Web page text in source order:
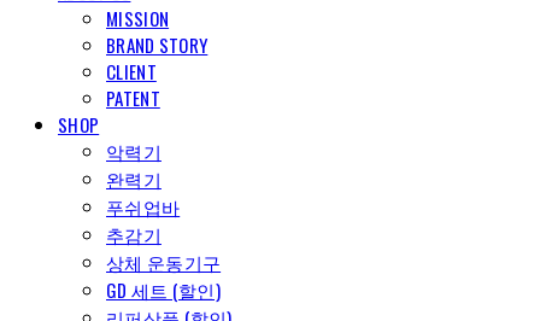
MISSION
BRAND STORY
CLIENT
PATENT
SHOP
악력기
완력기
푸쉬업바
추감기
상체 운동기구
GD 세트 (할인)